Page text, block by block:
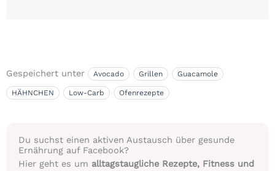
Gespeichert unter Avocado Grillen Guacamole
HÄHNCHEN Low-Carb Ofenrezepte
Du suchst einen aktiven Austausch über gesunde
Ernährung auf Facebook?
Hier geht es um alltagstaugliche Rezepte, Fitness und